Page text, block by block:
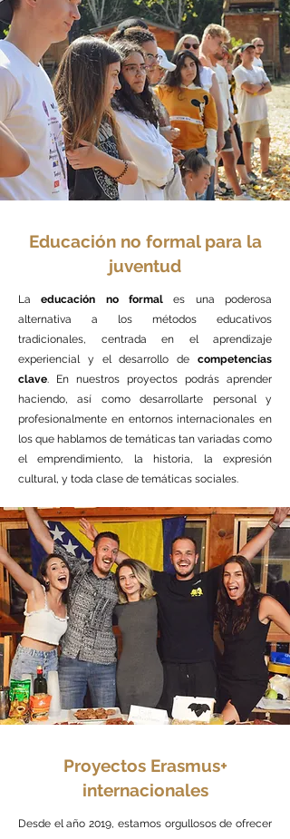
Educación no formal para la
juventud
Laeducación no formal es una poderosa
alternativa a los métodos educativos
tradicionales, centrada en el aprendizaje
experiencial y el desarrollo de competencias
clave. En nuestros proyectos podrás aprender
haciendo, así como desarrollarte personal y
profesionalmente en entornos internacionales en
los que hablamos de temáticas tan variadas como
el emprendimiento, la historia, la expresión
cultural, y toda clase de temáticas sociales.
Proyectos Erasmus+
internacionales
Desde el año 2019, estamos orgullosos de ofrecer